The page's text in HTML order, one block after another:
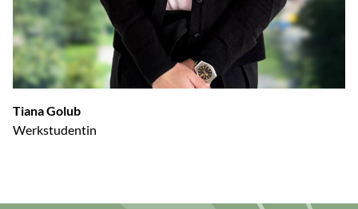
Tiana Golub
Werkstudentin